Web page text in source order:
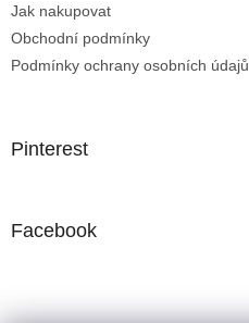
Jak nakupovat
Obchodní podmínky
Podmínky ochrany osobních údajů
Pinterest
Facebook